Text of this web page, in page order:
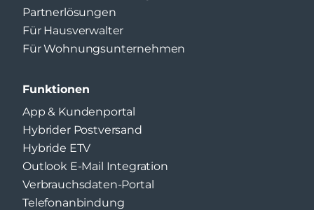
Partnerlösungen
Für Hausverwalter
Für Wohnungsunternehmen
Funktionen
App & Kundenportal
Hybrider Postversand
Hybride ETV
Outlook E-Mail Integration
Verbrauchsdaten-Portal
Telefonanbindung